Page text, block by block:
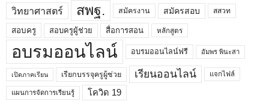
วิทยาศาสตร์ สพฐ. สมัครงาน สมัครสอบ สสวท
สอบครู สอบครูผู้ช่วย สื่อการสอน หลักสูตร
อบรมออนไลน์ อบรมออนไลน์ฟรี อัมพร พินะสา
เปิดภาคเรียน เรียกบรรจุครูผู้ช่วย เรียนออนไลน์ แจกไฟล์
แผนการจัดการเรียนรู้ โควิด 19